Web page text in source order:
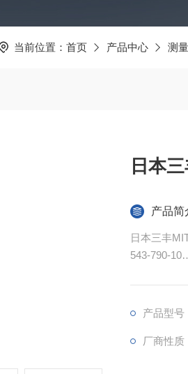
当前位置： 首页 产品中心 测
日本
产品简
日本三丰
543-790-10
产品型号
厂商性质